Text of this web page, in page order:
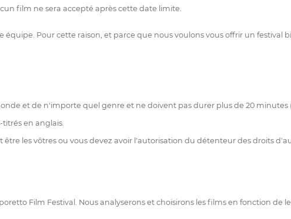
film ne sera accepté après cette date limite.
Pour cette raison, et parce que nous voulons vous offrir un festival
et de n'importe quel genre et ne doivent pas durer plus de 20 minutes
en anglais.
être les vôtres ou vous devez avoir l'autorisation du détenteur des droits
Film Festival. Nous analyserons et choisirons les films en fonction